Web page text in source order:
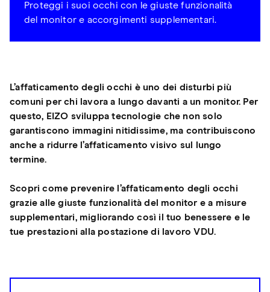
Proteggi i suoi occhi con le giuste funzionalità
del monitor e accorgimenti supplementari.
L’affaticamento degli occhi è uno dei disturbi più
comuni per chi lavora a lungo davanti a un monitor. Per
questo, EIZO sviluppa tecnologie che non solo
garantiscono immagini nitidissime, ma contribuiscono
anche a ridurre l’affaticamento visivo sul lungo
termine.
Scopri come prevenire l’affaticamento degli occhi
grazie alle giuste funzionalità del monitor e a misure
supplementari, migliorando così il tuo benessere e le
tue prestazioni alla postazione di lavoro VDU.